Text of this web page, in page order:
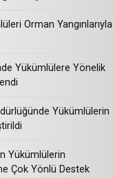
Orman Yangınlarıyla
Yükümlülere Yönelik
Yükümlülerin
Yükümlülerin
Çok Yönlü Destek